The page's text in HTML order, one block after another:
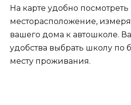
На карте удобно посмотреть
месторасположение,
вашего дома к автошколе.
удобства выбрать школу по
месту проживания.